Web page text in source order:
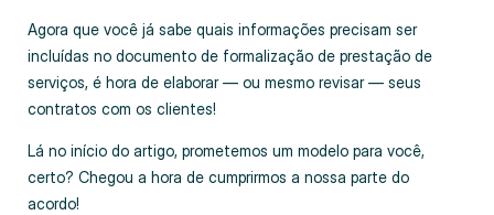
Agora que você já sabe quais informações precisam ser
incluídas no documento de formalização de prestação de
serviços, é hora de elaborar — ou mesmo revisar — seus
contratos com os clientes!
Lá no início do artigo, prometemos um modelo para você,
certo? Chegou a hora de cumprirmos a nossa parte do
acordo!